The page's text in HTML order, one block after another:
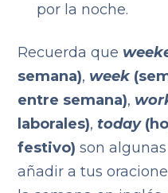
por la noche.
Recuerda que
semana), week
entre semana),
laborales),today
festivo) son
añadir a tus